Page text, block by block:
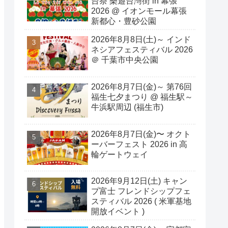
2026 @ イオンモール幕張
新都心・豊砂公園
2026年8月8日(土)～ インド
ネシアフェスティバル 2026
＠ 千葉市中央公園
2026年8月7日(金)～ 第76回
福生七夕まつり @ 福生駅～
牛浜駅周辺 (福生市)
2026年8月7日(金)〜 オクト
ーバーフェスト 2026 in 高
輪ゲートウェイ
2026年9月12日(土) キャン
プ富士 フレンドシップフェ
スティバル 2026 ( 米軍基地
開放イベント )